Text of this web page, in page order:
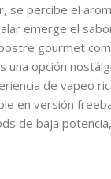
se percibe el
emerge el
gourmet
una opción
de vapeo
en versión
de baja